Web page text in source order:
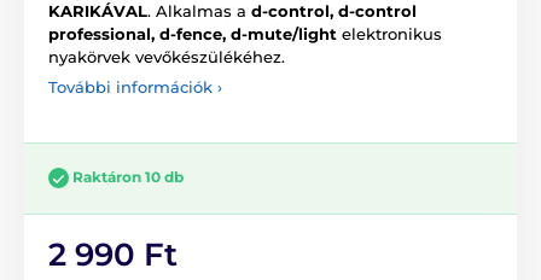
KARIKÁVAL. Alkalmas a d-control, d-control
professional, d-fence, d-mute/light elektronikus
nyakörvek vevőkészülékéhez.
További információk ›
Raktáron 10 db
2 990 Ft